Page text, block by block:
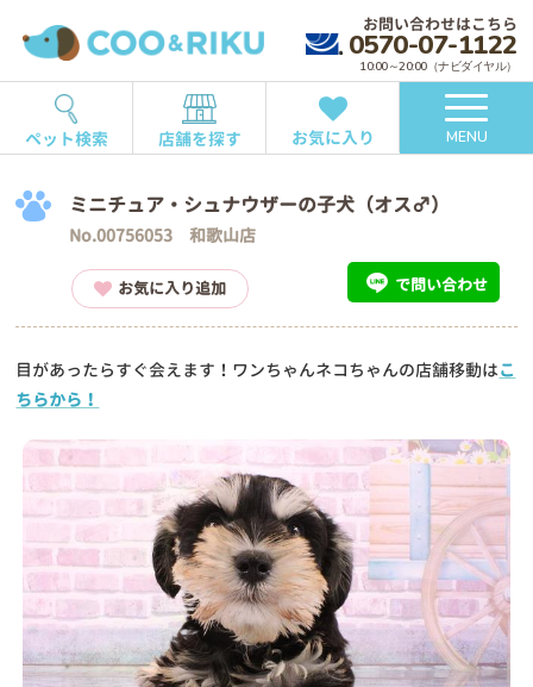
お問い合わせはこちら
0570-07-1122
10:00～20:00（ナビダイヤル）
ペット検索 店舗を探す お気に入り MENU
ミニチュア・シュナウザーの子犬（オス♂）
No.00756053 和歌山店
お気に入り追加 で問い合わせ
目があったらすぐ会えます！ワンちゃんネコちゃんの店舗移動はこ
ちらから！